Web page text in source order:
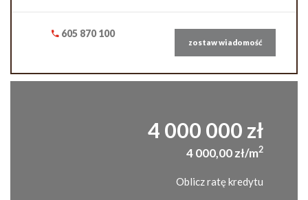
605 870 100
zostaw wiadomość
4 000 000 zł
4 000,00 zł/m2
Oblicz ratę kredytu